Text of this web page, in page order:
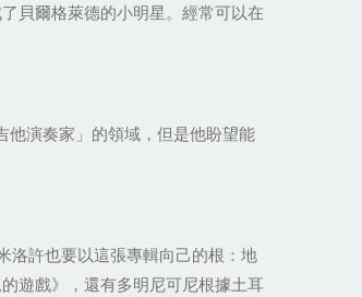
貝爾格萊德的小明星。經常可以在
演奏家」的領域，但是他盼望能
洛許也要以這張專輯向己的根：地
遊戲》，還有多明尼可尼根據土耳